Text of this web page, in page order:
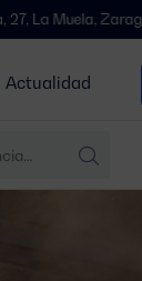
Actualidad
Zaragoza.